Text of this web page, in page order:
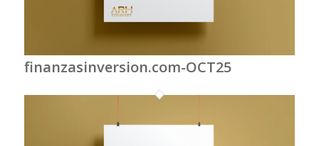
finanzasinversion.com-OCT25